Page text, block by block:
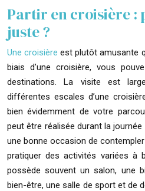
Partir en croisière :
juste ?
Une croisièreest plutôt amusante
biais d’une croisière, vous
destinations. La visite est
différentes escales d’une
bien évidemment de votre
peut être réalisée durant la journée
une bonne occasion de
pratiquer des activités variées à
possède souvent un salon, une
bien-être, une salle de sport et de